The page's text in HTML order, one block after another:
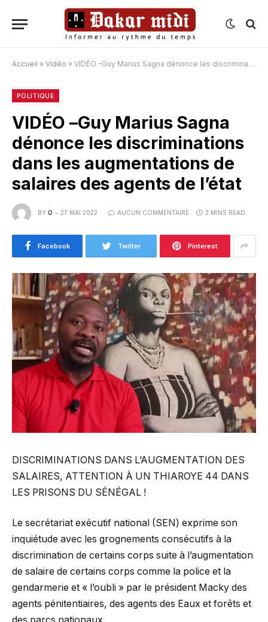
Accueil » Vidéo » VIDÉO –Guy Marius Sagna dénonce les discriminations dans les augmentations de salaires des agents de l’état
POLITIQUE
VIDÉO –Guy Marius Sagna
dénonce les discriminations
dans les augmentations de
salaires des agents de l’état
BY O 27 MAI 2022 AUCUN COMMENTAIRE 2 MINS READ
Facebook Twitter Pinterest
DISCRIMINATIONS DANS L’AUGMENTATION DES
SALAIRES, ATTENTION À UN THIAROYE 44 DANS
LES PRISONS DU SÉNÉGAL !
Le secrétariat exécutif national (SEN) exprime son
inquiétude avec les grognements consécutifs à la
discrimination de certains corps suite à l’augmentation
de salaire de certains corps comme la police et la
gendarmerie et « l’oubli » par le président Macky des
agents pénitentiaires, des agents des Eaux et forêts et